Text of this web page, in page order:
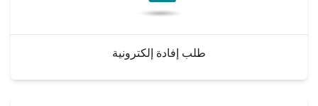
طلب إفادة إلكترونية